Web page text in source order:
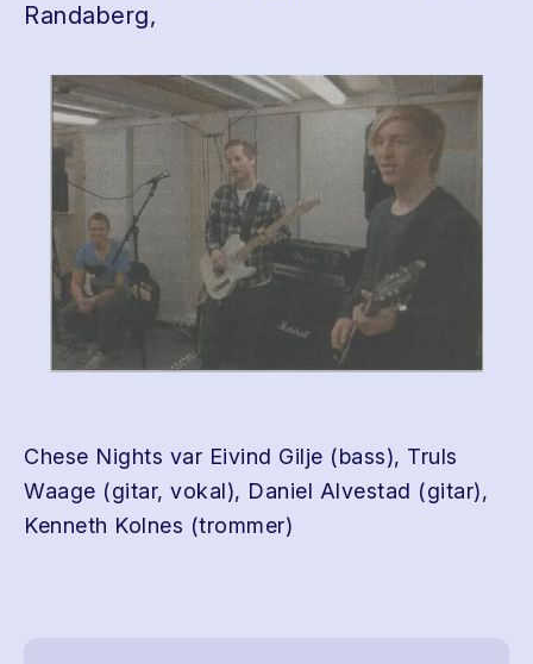
Randaberg,
Chese Nights var Eivind Gilje (bass), Truls
Waage (gitar, vokal), Daniel Alvestad (gitar),
Kenneth Kolnes (trommer)